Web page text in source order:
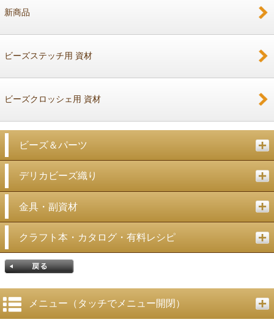
新商品
ビーズステッチ用 資材
ビーズクロッシェ用 資材
ビーズ＆パーツ
デリカビーズ織り
金具・副資材
クラフト本・カタログ・有料レシピ
メニュー（タッチでメニュー開閉）